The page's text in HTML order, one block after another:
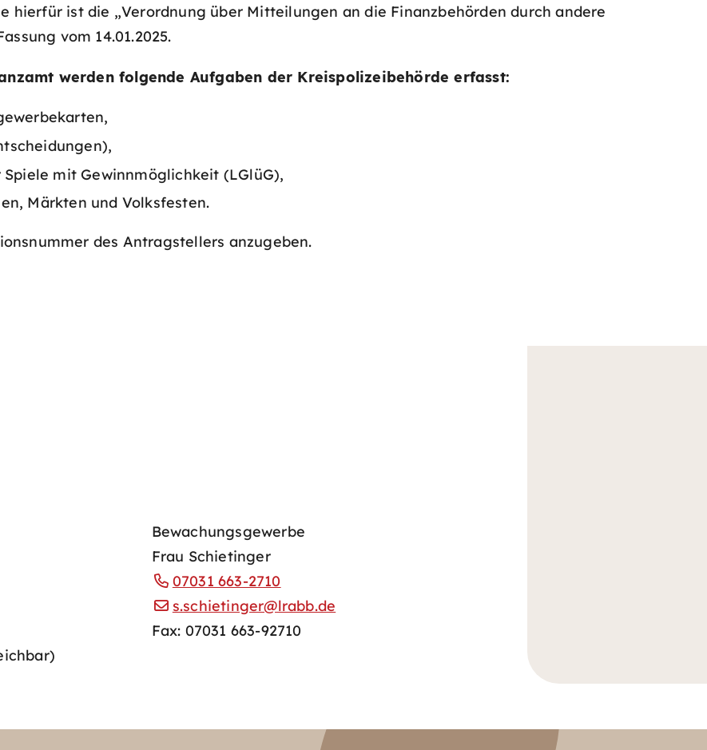
hierfür ist die „Verordnung über Mitteilungen an die Finanzbehörden durch andere
vom 14.01.2025.
werden folgende Aufgaben der Kreispolizeibehörde erfasst:
mit Gewinnmöglichkeit (LGlüG),
Märkten und Volksfesten.
des Antragstellers anzugeben.
Bewachungsgewerbe
Frau Schietinger
07031 663-2710
s.schietinger@lrabb.de
Fax: 07031 663-92710